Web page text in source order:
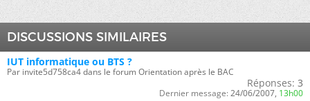
DISCUSSIONS SIMILAIRES
IUT informatique ou BTS ?
Par invite5d758ca4 dans le forum Orientation après le BAC
Réponses: 3
Dernier message: 24/06/2007, 13h00